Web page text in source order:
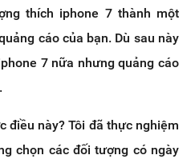
thích iphone 7 thành một
cáo của bạn. Dù sau này
7 nữa nhưng quảng cáo
điều này? Tôi đã thực nghiệm
chọn các đối tượng có ngày